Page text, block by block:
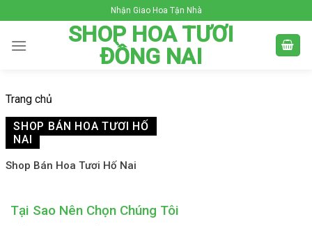
to
content
Nhận Giao Hoa Tận Nhà
SHOP HOA TƯƠI
ĐỒNG NAI
Trang chủ
SHOP BÁN HOA TƯƠI HỐ
NAI
Shop Bán Hoa Tươi Hố Nai
Tại Sao Nên Chọn Chúng Tôi